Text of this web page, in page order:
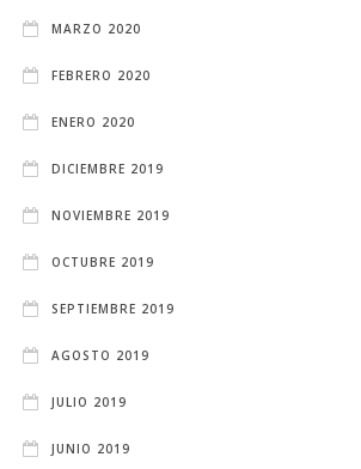
MARZO 2020
FEBRERO 2020
ENERO 2020
DICIEMBRE 2019
NOVIEMBRE 2019
OCTUBRE 2019
SEPTIEMBRE 2019
AGOSTO 2019
JULIO 2019
JUNIO 2019